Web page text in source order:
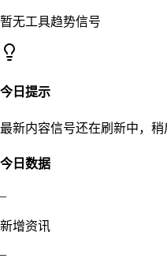
暂无工具趋势信号
今日提示
最新内容信号还在刷新中，稍
今日数据
–
新增资讯
–